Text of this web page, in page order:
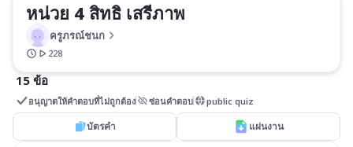
หน่วย 4 สิทธิ เสรีภาพ
ครูภรณ์ชนก
228
15 ข้อ
อนุญาตให้คำตอบที่ไม่ถูกต้อง ซ่อนคำตอบ public quiz
บัตรคำ แผ่นงาน